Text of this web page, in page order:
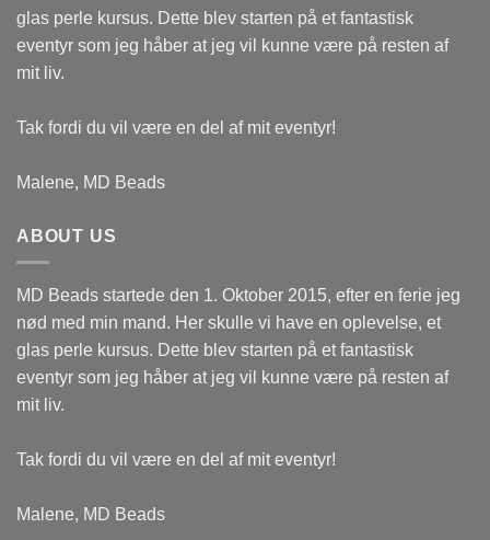
glas perle kursus. Dette blev starten på et fantastisk
eventyr som jeg håber at jeg vil kunne være på resten af
mit liv.
Tak fordi du vil være en del af mit eventyr!
Malene, MD Beads
ABOUT US
MD Beads startede den 1. Oktober 2015, efter en ferie jeg
nød med min mand. Her skulle vi have en oplevelse, et
glas perle kursus. Dette blev starten på et fantastisk
eventyr som jeg håber at jeg vil kunne være på resten af
mit liv.
Tak fordi du vil være en del af mit eventyr!
Malene, MD Beads